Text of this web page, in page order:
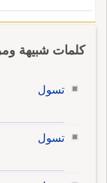
كلمات شبيهة
تسول
تسول